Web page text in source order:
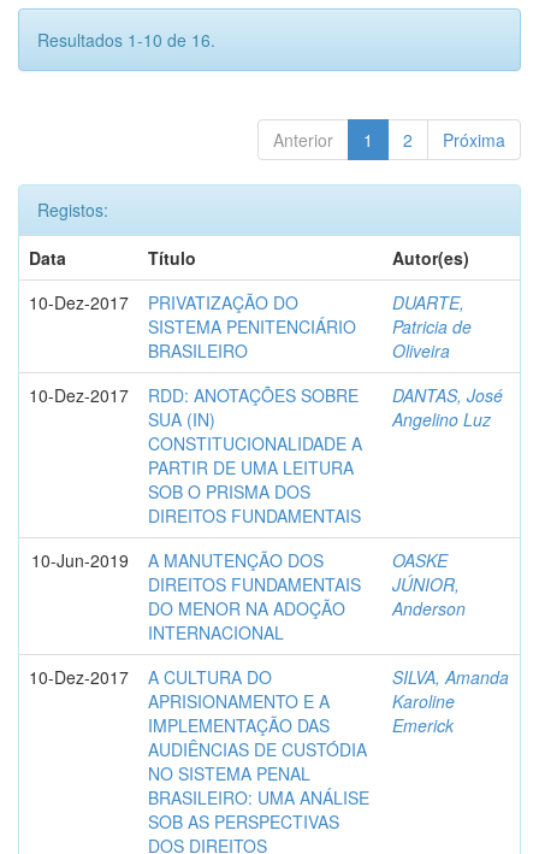
Resultados 1-10 de 16.
Anterior 1 2 Próxima
Registos:
Data
Título
Autor(es)
10-Dez-2017
PRIVATIZAÇÃO DO
SISTEMA PENITENCIÁRIO
BRASILEIRO
DUARTE,
Patricia de
Oliveira
10-Dez-2017
RDD: ANOTAÇÕES SOBRE
SUA (IN)
CONSTITUCIONALIDADE A
PARTIR DE UMA LEITURA
SOB O PRISMA DOS
DIREITOS FUNDAMENTAIS
DANTAS, José
Angelino Luz
10-Jun-2019
A MANUTENÇÃO DOS
DIREITOS FUNDAMENTAIS
DO MENOR NA ADOÇÃO
INTERNACIONAL
OASKE
JÚNIOR,
Anderson
10-Dez-2017
A CULTURA DO
APRISIONAMENTO E A
IMPLEMENTAÇÃO DAS
AUDIÊNCIAS DE CUSTÓDIA
NO SISTEMA PENAL
BRASILEIRO: UMA ANÁLISE
SOB AS PERSPECTIVAS
DOS DIREITOS
SILVA, Amanda
Karoline
Emerick